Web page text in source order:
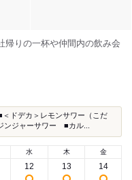
帰りの一杯や仲間内の飲み会
ドデカ＞レモンサワー（こだ
ンジャーサワー ■カル...
水
12
木
13
金
14